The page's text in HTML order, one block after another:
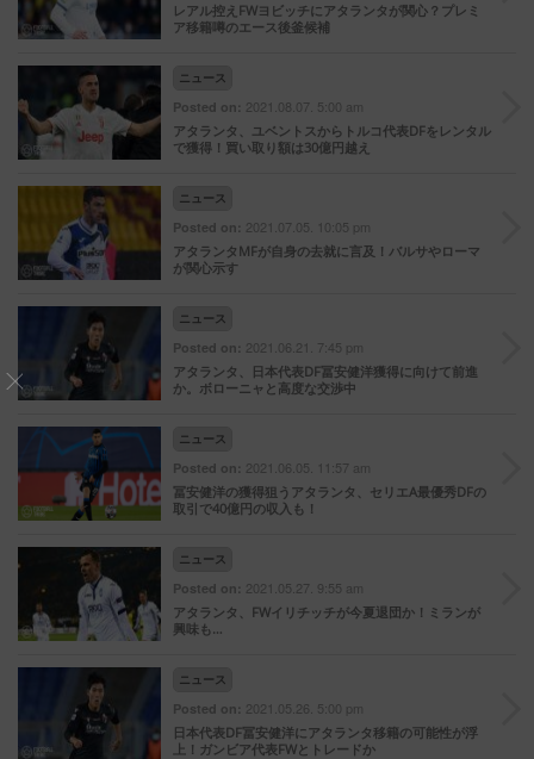
レアル控えFWヨビッチにアタランタが関心？プレミ
ア移籍噂のエース後釜候補
ニュース
Posted on: 2021.08.07. 5:00 am
アタランタ、ユベントスからトルコ代表DFをレンタル
で獲得！買い取り額は30億円越え
ニュース
Posted on: 2021.07.05. 10:05 pm
アタランタMFが自身の去就に言及！バルサやローマ
が関心示す
ニュース
Posted on: 2021.06.21. 7:45 pm
アタランタ、日本代表DF冨安健洋獲得に向けて前進
か。ボローニャと高度な交渉中
ニュース
Posted on: 2021.06.05. 11:57 am
冨安健洋の獲得狙うアタランタ、セリエA最優秀DFの
取引で40億円の収入も！
ニュース
Posted on: 2021.05.27. 9:55 am
アタランタ、FWイリチッチが今夏退団か！ミランが
興味も…
ニュース
Posted on: 2021.05.26. 5:00 pm
日本代表DF冨安健洋にアタランタ移籍の可能性が浮
上！ガンビア代表FWとトレードか